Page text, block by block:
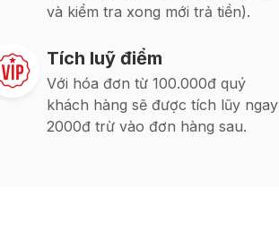
và kiểm tra xong mới trả tiền).
Tích luỹ điểm
Với hóa đơn từ 100.000đ quý
khách hàng sẽ được tích lũy ngay
2000đ trừ vào đơn hàng sau.